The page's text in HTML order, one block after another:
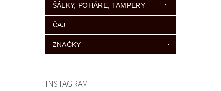
ŠÁLKY, POHÁRE, TAMPERY
ČAJ
ZNAČKY
INSTAGRAM